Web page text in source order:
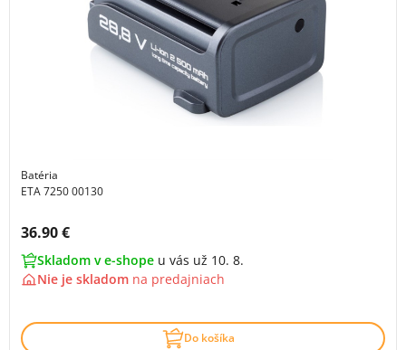
Batéria
ETA 7250 00130
Cena s DPH:
36.90 €
Skladom v e-shope u vás už 10. 8.
Nie je skladom na predajniach
Do košíka